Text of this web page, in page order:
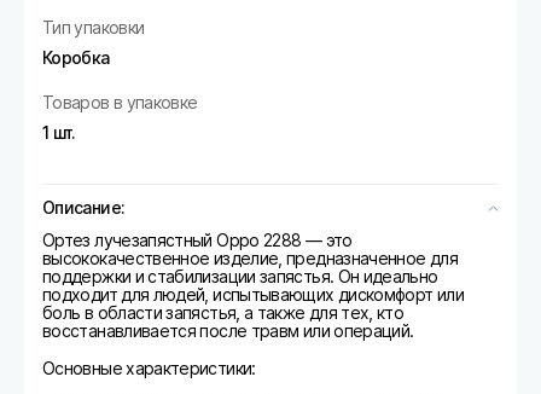
Тип упаковки
Коробка
Товаров в упаковке
1 шт.
Описание:
Ортез лучезапястный Oppo 2288 — это
высококачественное изделие, предназначенное для
поддержки и стабилизации запястья. Он идеально
подходит для людей, испытывающих дискомфорт или
боль в области запястья, а также для тех, кто
восстанавливается после травм или операций.
Основные характеристики: